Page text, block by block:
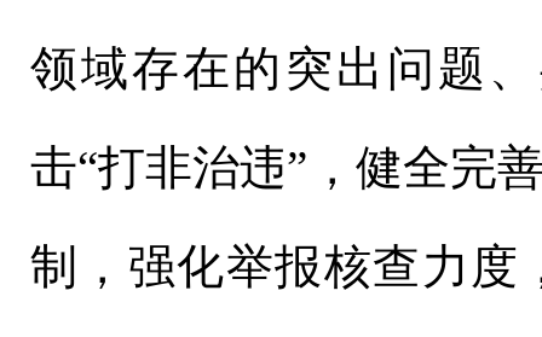
领域存在的突出问题
击“打非治违”，健全完
制，强化举报核查力度